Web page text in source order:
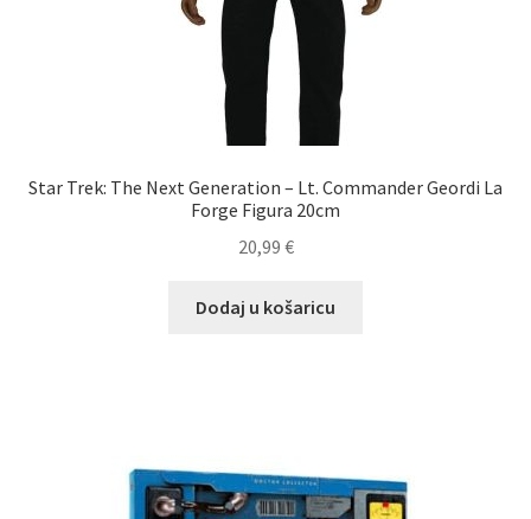
Star Trek: The Next Generation – Lt. Commander Geordi La
Forge Figura 20cm
20,99 €
Dodaj u košaricu